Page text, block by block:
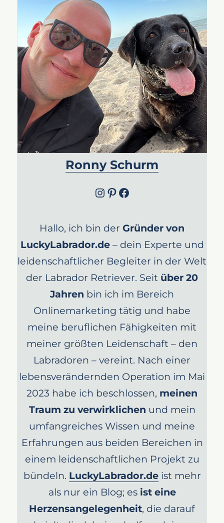
Ronny Schurm
Instagram
Pinterest
Facebook
Hallo, ich bin der Gründer von
LuckyLabrador.de– dein Experte und
leidenschaftlicher Begleiter in der Welt
der Labrador Retriever. Seit über 20
Jahren bin ich im Bereich
Onlinemarketing tätig und habe
meine beruflichen Fähigkeiten mit
meiner größten Leidenschaft – den
Labradoren – vereint. Nach einer
lebensverändernden Operation im Mai
2023 habe ich beschlossen, meinen
Traum zu verwirklichen und mein
umfangreiches Wissen und meine
Erfahrungen aus beiden Bereichen in
einem leidenschaftlichen Projekt zu
bündeln. LuckyLabrador.deist mehr
als nur ein Blog; es ist eine
Herzensangelegenheit, die darauf